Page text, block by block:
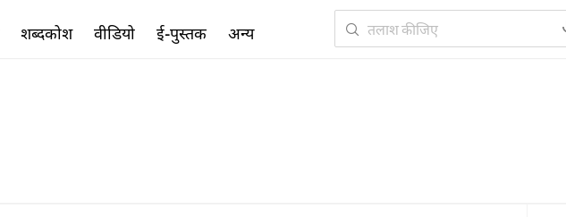
शब्दकोश वीडियो ई-पुस्तक अन्य